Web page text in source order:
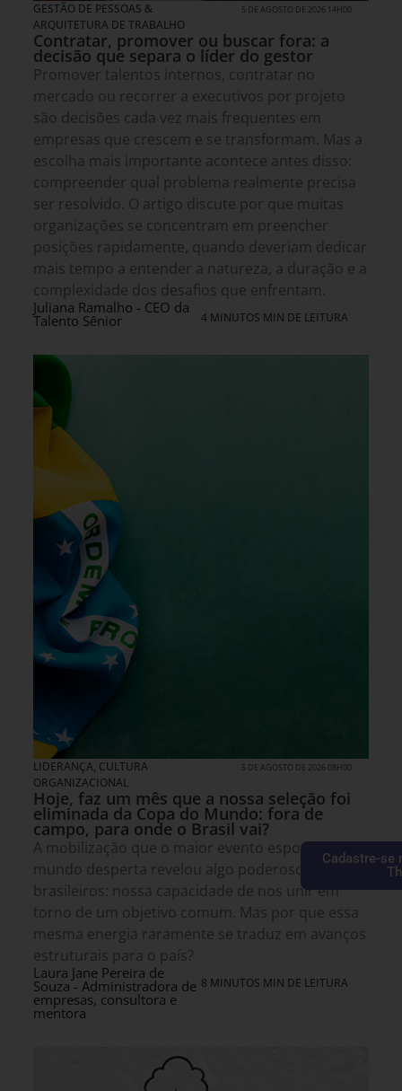
GESTÃO DE PESSOAS &
ARQUITETURA DE TRABALHO
5 DE AGOSTO DE 2026 14H00
Contratar, promover ou buscar fora: a
decisão que separa o líder do gestor
Promover talentos internos, contratar no
mercado ou recorrer a executivos por projeto
são decisões cada vez mais frequentes em
empresas que crescem e se transformam. Mas a
escolha mais importante acontece antes disso:
compreender qual problema realmente precisa
ser resolvido. O artigo discute por que muitas
organizações se concentram em preencher
posições rapidamente, quando deveriam dedicar
mais tempo a entender a natureza, a duração e a
complexidade dos desafios que enfrentam.
Juliana Ramalho - CEO da
Talento Sênior 4 MINUTOS MIN DE LEITURA
LIDERANÇA, CULTURA
ORGANIZACIONAL
5 DE AGOSTO DE 2026 08H00
Hoje, faz um mês que a nossa seleção foi
eliminada da Copa do Mundo: fora de
campo, para onde o Brasil vai?
A mobilização que o maior evento esportivo do
mundo desperta revelou algo poderoso sobre os
brasileiros: nossa capacidade de nos unir em
torno de um objetivo comum. Mas por que essa
mesma energia raramente se traduz em avanços
estruturais para o país?
Laura Jane Pereira de
Souza - Administradora de
empresas, consultora e
mentora
8 MINUTOS MIN DE LEITURA
Cadastre-se